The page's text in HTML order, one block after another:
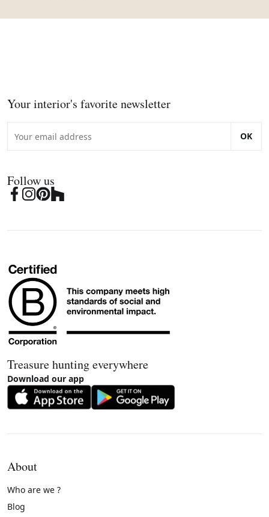
Your interior's favorite newsletter
OK
Follow us
Treasure hunting everywhere
Download our app
About
Who are we ?
Blog